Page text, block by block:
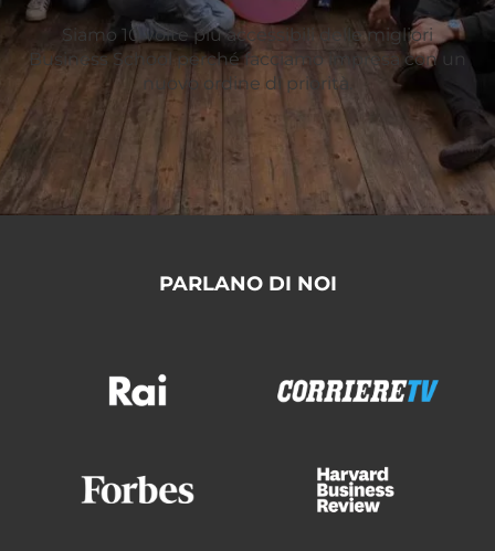
Siamo 10 volte più accessibili delle migliori
Business School perché facciamo impresa con un
nuovo ordine di priorità.
PARLANO DI NOI